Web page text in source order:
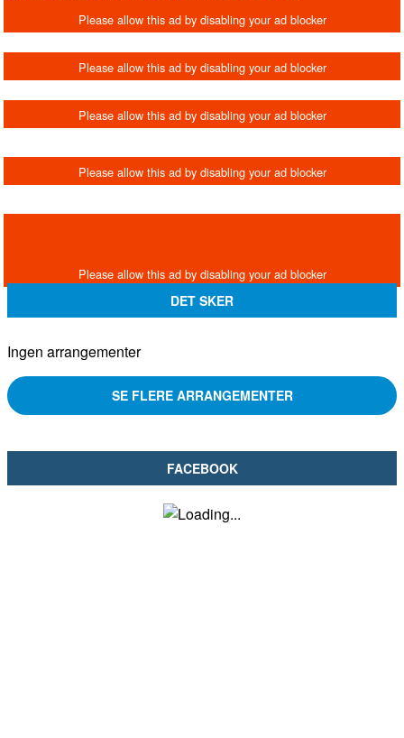
DET SKER
Ingen arrangementer
SE FLERE ARRANGEMENTER
FACEBOOK